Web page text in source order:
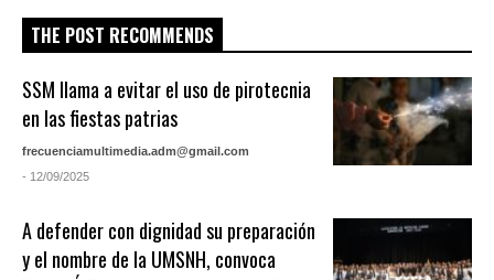
THE POST RECOMMENDS
SSM llama a evitar el uso de pirotecnia
en las fiestas patrias
frecuenciamultimedia.adm@gmail.com
- 12/09/2025
A defender con dignidad su preparación
y el nombre de la UMSNH, convoca